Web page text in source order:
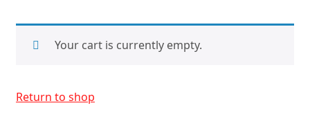
Your cart is currently empty.
Return to shop